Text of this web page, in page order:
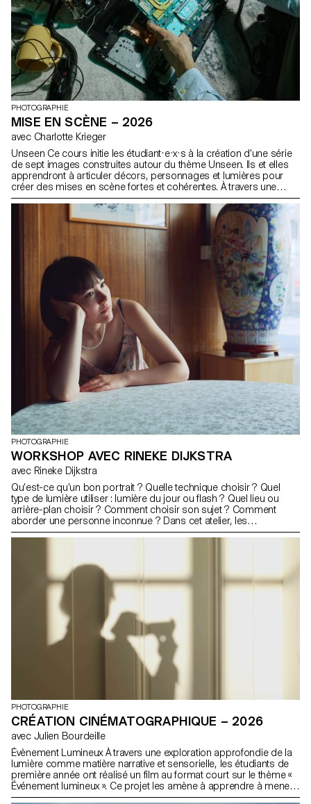
PHOTOGRAPHIE
MISE EN SCÈNE – 2026
avec Charlotte Krieger
Unseen Ce cours initie les étudiant·e·x·s à la création d’une série
de sept images construites autour du thème Unseen. Ils et elles
apprendront à articuler décors, personnages et lumières pour
créer des mises en scène fortes et cohérentes. À travers une
approche pratique et technique, le cours développe leur capacité
à concevoir un projet complet, à diriger des modèles, à travailler
la lumière naturelle ou artificielle et à collaborer dans des
conditions proches de la réalité professionnelle. Les
étudiant·e·x·s affineront ainsi leur regard d’auteur tout en se
préparant aux exigences des mandats éditoriaux et commerciaux.
PHOTOGRAPHIE
WORKSHOP AVEC RINEKE DIJKSTRA
avec Rineke Dijkstra
Qu’est-ce qu’un bon portrait ? Quelle technique choisir ? Quel
type de lumière utiliser : lumière du jour ou flash ? Quel lieu ou
arrière-plan choisir ? Comment choisir son sujet ? Comment
aborder une personne inconnue ? Dans cet atelier, les
étudiant·e·s ont exploré ce qui fait la qualité d’un bon portrait ainsi
PHOTOGRAPHIE
CRÉATION CINÉMATOGRAPHIQUE – 2026
avec Julien Bourdeille
Évènement Lumineux À travers une exploration approfondie de la
lumière comme matière narrative et sensorielle, les étudiants de
première année ont réalisé un film au format court sur le thème «
Événement lumineux ». Ce projet les amène à apprendre à mener
un projet audiovisuel complet tout en s’appropriant les outils de